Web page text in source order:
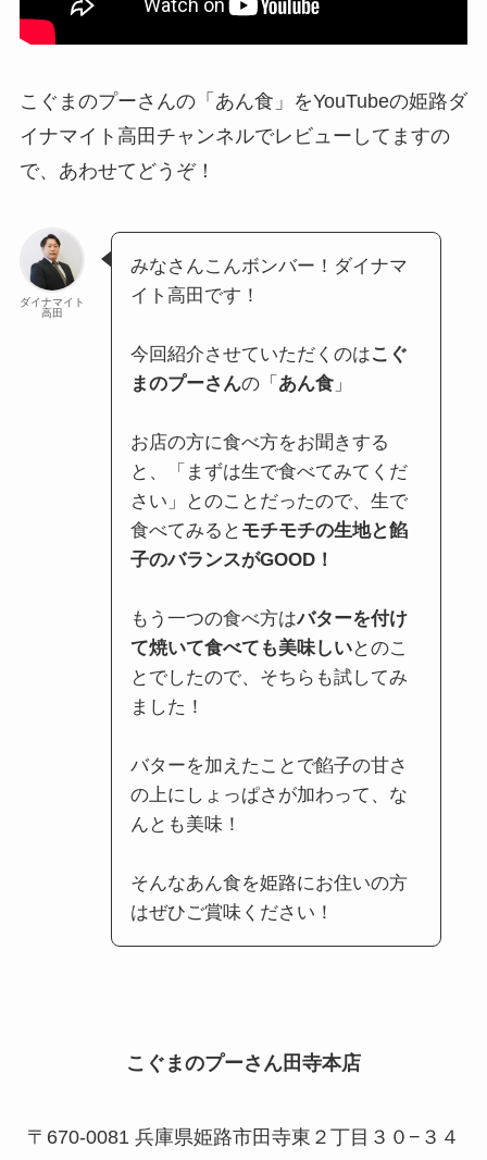
こぐまのプーさんの「あん食」をYouTubeの姫路ダ
イナマイト高田チャンネルでレビューしてますの
で、あわせてどうぞ！
ダイナマイト
高田
みなさんこんボンバー！ダイナマ
イト高田です！
今回紹介させていただくのはこぐ
まのプーさんの「 あん食」
お店の方に食べ方をお聞きする
と、「まずは生で食べてみてくだ
さい」とのことだったので、生で
食べてみると モチモチの生地と餡
子のバランスがGOOD！
もう一つの食べ方はバターを付け
て焼いて食べても美味しいとのこ
とでしたので、そちらも試してみ
ました！
バターを加えたことで餡子の甘さ
の上にしょっぱさが加わって、な
んとも美味！
そんなあん食を姫路にお住いの方
はぜひご賞味ください！
こぐまのプーさん田寺本店
〒670-0081 兵庫県姫路市田寺東２丁目３０−３４